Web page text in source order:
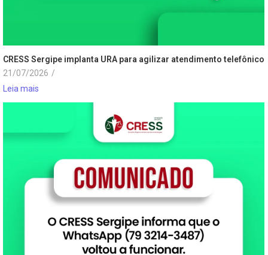
CRESS Sergipe implanta URA para agilizar atendimento telefônico
21/07/2026 /
Leia mais